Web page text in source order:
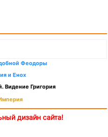
Феодоры
и Енох
Видение Григория
дизайн сайта!